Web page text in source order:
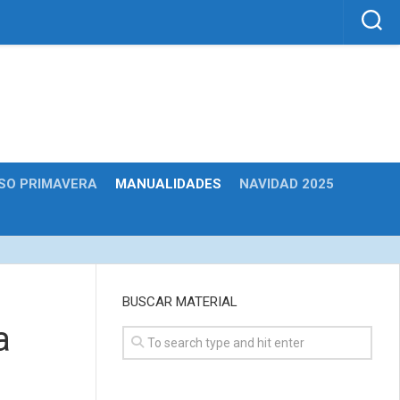
PRIMAVERA MANUALIDADES NAVIDAD 2025
BUSCAR MATERIAL